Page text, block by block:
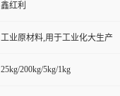
鑫红利
工业原材料,用于工业化大生产
25kg/200kg/5kg/1kg